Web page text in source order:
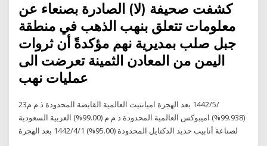
كشفت صحيفة (لا) الصادرة بصنعاء عن
معلومات تتعلق بنهب الذهب في منطقة
جبل صلب بمديرية نهم مؤكدةً أن ثروات
اليمن من المعادن الثمينة تعرضت الى
عمليات نهب
23‏‏/5‏‏/1442 بعد الهجرة اميانتيت العالمية القابضة المحدودة ذ م م
(99.938%) اميبوكس العالمية المحدودة ذ م م (99.00%) العربية السعودية
لصناعة أنابيب حديد الدكتايل المحدودة (95.00%) 1‏‏/4‏‏/1442 بعد الهجرة